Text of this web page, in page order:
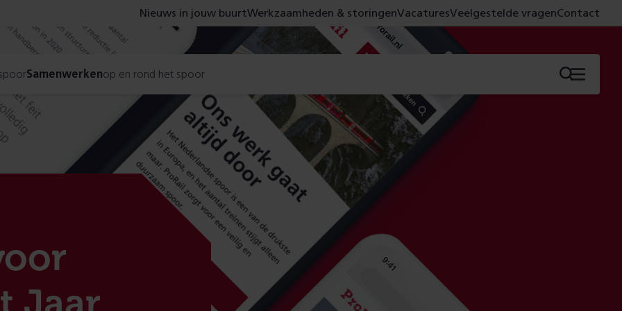
Nieuws in jouw buurtWerkzaamheden & storingenVacaturesVeelgestelde vragenContact
Samenwerkenop en rond het spoor Menu